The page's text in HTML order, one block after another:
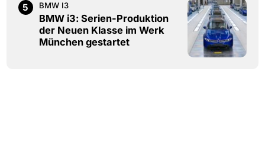
5 BMW I3
BMW i3: Serien-Produktion
der Neuen Klasse im Werk
München gestartet